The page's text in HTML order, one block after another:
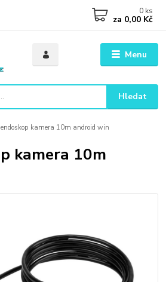
Menu
Hledat
0 ks
za 0,00 Kč
kamera 10m android win
kamera 10m